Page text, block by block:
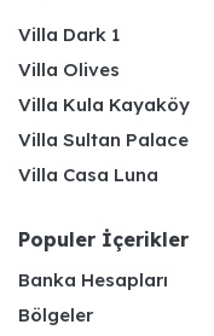
Villa Dark 1
Villa Olives
Villa Kula Kayaköy
Villa Sultan Palace
Villa Casa Luna
Populer İçerikler
Banka Hesapları
Bölgeler